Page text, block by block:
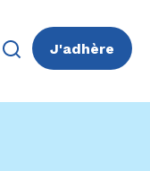
J'adhère